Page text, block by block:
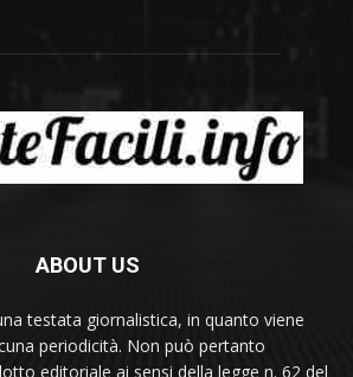
ABOUT US
testata giornalistica, in quanto viene
periodicità. Non può pertanto
editoriale ai sensi della legge n. 62 del